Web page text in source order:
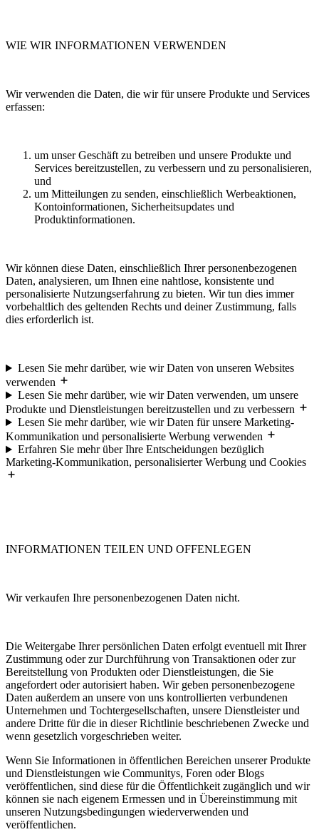
WIE WIR INFORMATIONEN VERWENDEN
Wir verwenden die Daten, die wir für unsere Produkte und Services
erfassen:
um unser Geschäft zu betreiben und unsere Produkte und
Services bereitzustellen, zu verbessern und zu personalisieren,
und
um Mitteilungen zu senden, einschließlich Werbeaktionen,
Kontoinformationen, Sicherheitsupdates und
Produktinformationen.
Wir können diese Daten, einschließlich Ihrer personenbezogenen
Daten, analysieren, um Ihnen eine nahtlose, konsistente und
personalisierte Nutzungserfahrung zu bieten. Wir tun dies immer
vorbehaltlich des geltenden Rechts und deiner Zustimmung, falls
dies erforderlich ist.
Lesen Sie mehr darüber, wie wir Daten von unseren Websites
verwenden
Lesen Sie mehr darüber, wie wir Daten verwenden, um unsere
Produkte und Dienstleistungen bereitzustellen und zu verbessern
Lesen Sie mehr darüber, wie wir Daten für unsere Marketing-
Kommunikation und personalisierte Werbung verwenden
Erfahren Sie mehr über Ihre Entscheidungen bezüglich
Marketing-Kommunikation, personalisierter Werbung und Cookies
INFORMATIONEN TEILEN UND OFFENLEGEN
Wir verkaufen Ihre personenbezogenen Daten nicht.
Die Weitergabe Ihrer persönlichen Daten erfolgt eventuell mit Ihrer
Zustimmung oder zur Durchführung von Transaktionen oder zur
Bereitstellung von Produkten oder Dienstleistungen, die Sie
angefordert oder autorisiert haben. Wir geben personenbezogene
Daten außerdem an unsere von uns kontrollierten verbundenen
Unternehmen und Tochtergesellschaften, unsere Dienstleister und
andere Dritte für die in dieser Richtlinie beschriebenen Zwecke und
wenn gesetzlich vorgeschrieben weiter.
Wenn Sie Informationen in öffentlichen Bereichen unserer Produkte
und Dienstleistungen wie Communitys, Foren oder Blogs
veröffentlichen, sind diese für die Öffentlichkeit zugänglich und wir
können sie nach eigenem Ermessen und in Übereinstimmung mit
unseren Nutzungsbedingungen wiederverwenden und
veröffentlichen.